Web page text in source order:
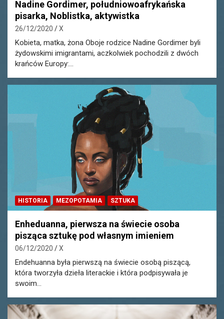
Nadine Gordimer, południowoafrykańska
pisarka, Noblistka, aktywistka
26/12/2020 X
Kobieta, matka, żona Oboje rodzice Nadine Gordimer byli
żydowskimi imigrantami, aczkolwiek pochodzili z dwóch
krańców Europy:…
HISTORIA MEZOPOTAMIA SZTUKA
Enheduanna, pierwsza na świecie osoba
pisząca sztukę pod własnym imieniem
06/12/2020 X
Endehuanna była pierwszą na świecie osobą piszącą,
która tworzyła dzieła literackie i która podpisywała je
swoim…